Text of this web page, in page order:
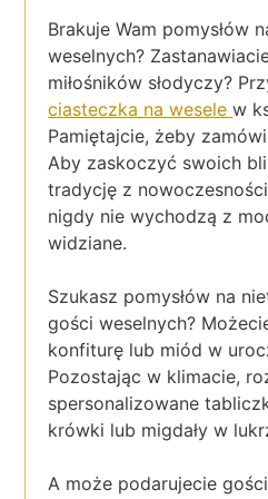
Brakuje Wam pomysłów
weselnych?
miłośników słodyczy?
ciasteczka na weselew
Pamiętajcie, żeby
Aby zaskoczyć swoich
tradycję z
nigdy nie wychodzą z
widziane.
Szukasz pomysłów na
gości weselnych?
konfiturę lub miód w
Pozostając w klimacie,
spersonalizowane
krówki lub migdały w
A może podarujecie